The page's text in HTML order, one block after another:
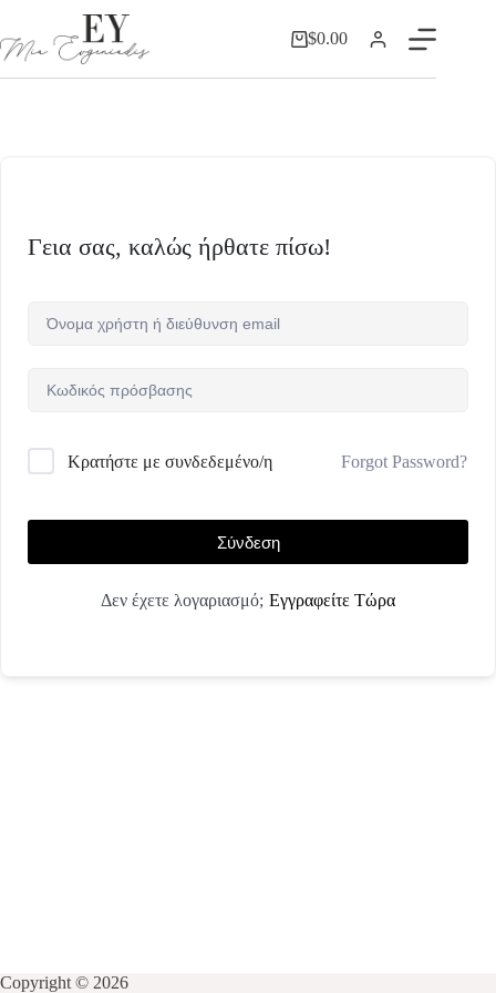
$0.00
Γεια σας, καλώς ήρθατε πίσω!
Κρατήστε με συνδεδεμένο/η Forgot Password?
Σύνδεση
Δεν έχετε λογαριασμό; Εγγραφείτε Τώρα
Copyright © 2026